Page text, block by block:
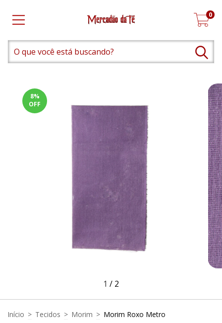
0
8%
OFF
1 / 2
Início > Tecidos > Morim > Morim Roxo Metro